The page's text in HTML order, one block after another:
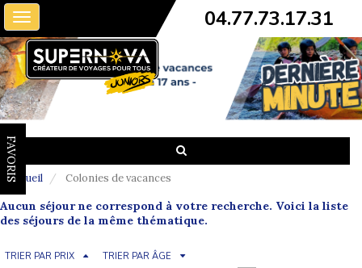
Toggle
navigation
04.77.73.17.31
FAVORIS
Accueil Colonies de vacances
Aucun séjour ne correspond à votre recherche. Voici la liste
des séjours de la même thématique.
TRIER PAR PRIX TRIER PAR ÂGE